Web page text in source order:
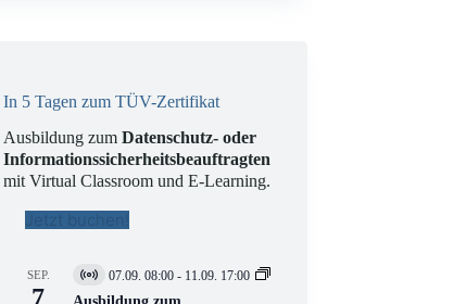
In 5 Tagen zum TÜV-Zertifikat
Ausbildung zumDatenschutz- oder
Informationssicherheitsbeauftragten
mit Virtual Classroom und E-Learning.
Jetzt buchen!
SEP.
7
V
i
07.09. 08:00 - 11.09. 17:00